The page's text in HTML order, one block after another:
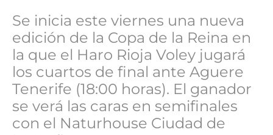
Se inicia este viernes una nueva
edición de la Copa de la Reina en
la que el Haro Rioja Voley jugará
los cuartos de final ante Aguere
Tenerife (18:00 horas). El ganador
se verá las caras en semifinales
con el Naturhouse Ciudad de